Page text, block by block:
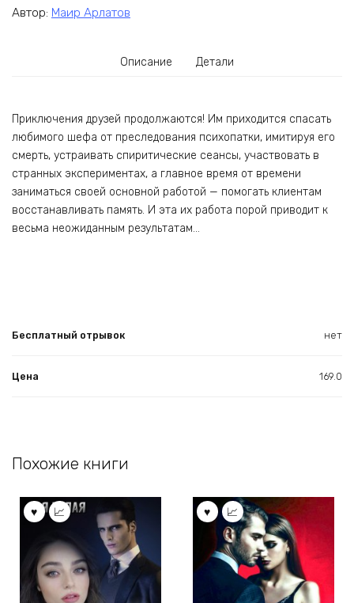
Автор: Маир Арлатов
Описание Детали
Приключения друзей продолжаются! Им приходится спасать
любимого шефа от преследования психопатки, имитируя его
смерть, устраивать спиритические сеансы, участвовать в
странных экспериментах, а главное время от времени
заниматься своей основной работой — помогать клиентам
восстанавливать память. И эта их работа порой приводит к
весьма неожиданным результатам…
Бесплатный отрывок нет
Цена 169.0
Похожие книги